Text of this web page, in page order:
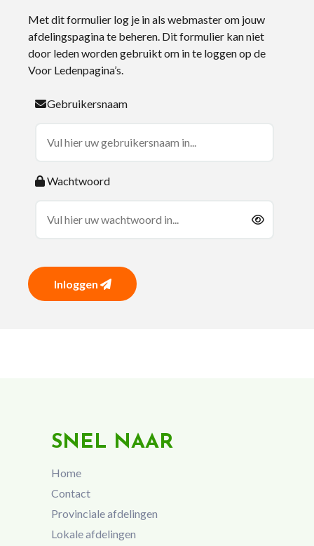
Met dit formulier log je in als webmaster om jouw
afdelingspagina te beheren. Dit formulier kan niet
door leden worden gebruikt om in te loggen op de
Voor Ledenpagina’s.
Gebruikersnaam
Wachtwoord
Inloggen
SNEL NAAR
Home
Contact
Provinciale afdelingen
Lokale afdelingen